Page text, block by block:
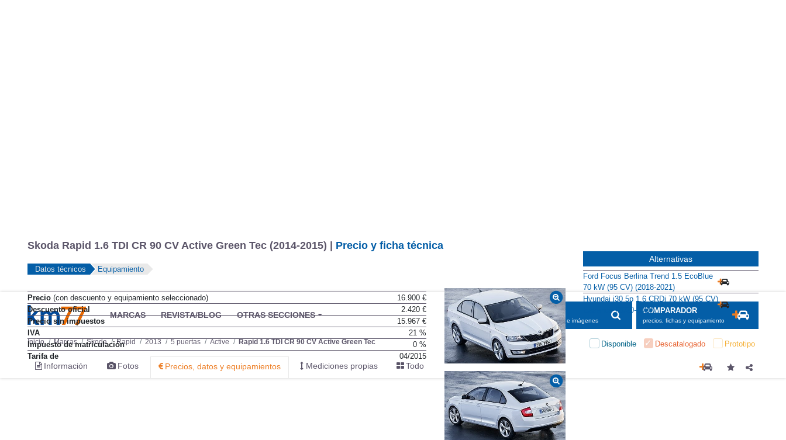
MARCAS REVISTA/BLOG OTRAS SECCIONES BUSCADOR
informaciones, fichas e imágenes
COMPARADOR
precios, fichas y equipamiento
Inicio Marcas Skoda Rapid 2013 5 puertas Active Rapid 1.6 TDI CR 90 CV Active Green Tec
Skoda Rapid 1.6 TDI CR 90 CV Active Green Tec (2014-2015) | Precio y ficha técnica
Precio(con descuento y equipamiento seleccionado)
16.900 €
Descuento oficial
2.420 €
Precio sin impuestos
15.967 €
IVA
21 %
Impuesto de matriculación
0 %
Tarifa de
04/2015
Alternativas
Ford Focus Berlina Trend 1.5 EcoBlue
70 kW (95 CV) (2018-2021)
Hyundai i30 5p 1.6 CRDi 70 kW (95 CV)
Essence (2020-2020)